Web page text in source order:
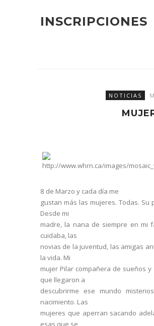
INSCRIPCIONES
NOTICIAS
8 de Marzo y cada día me
gustan más las mujeres. Todas.
Desde mi
madre, la nana de siempre en mi
cuidaba, las
novias de la juventud, las amigas
la vida. Mi
mujer Pilar compañera de sueños
que llegaron a
descubrirme ese mundo
nacimiento. Las
mujeres que aperran sacando
esas que se